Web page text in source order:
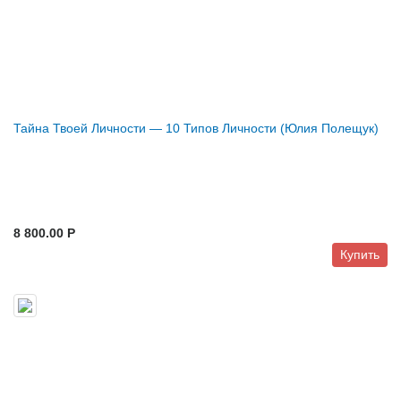
Тайна Твоей Личности — 10 Типов Личности (Юлия Полещук)
8 800.00 P
Купить